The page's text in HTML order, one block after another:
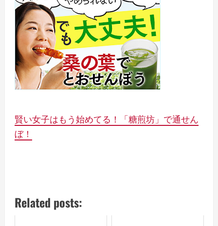
賢い女子はもう始めてる！「糖煎坊」で通せん
ぼ！
Related posts: